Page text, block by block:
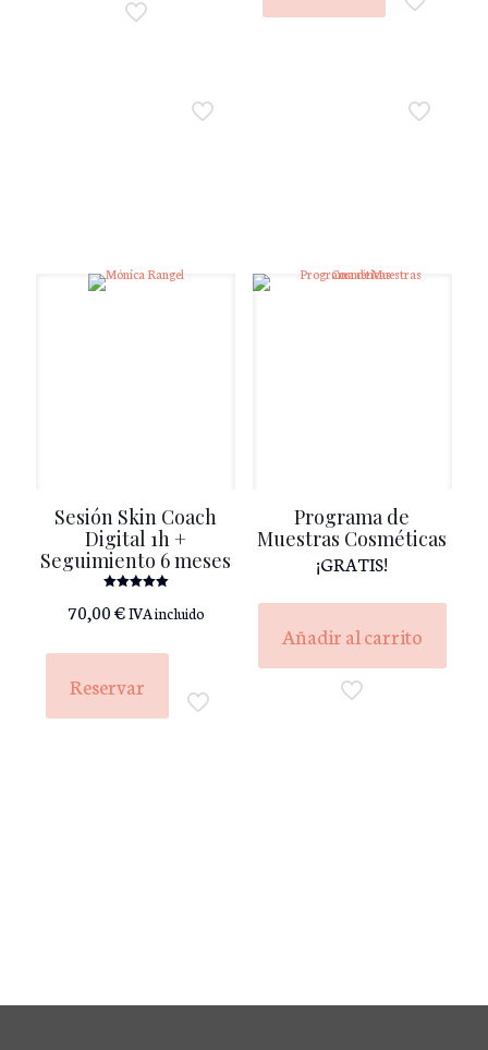
Sesión Skin Coach
Digital 1h +
Seguimiento 6 meses
con
5.00
70,00€IVA incluido
Reservar
Programa de
Muestras Cosméticas
¡GRATIS!
Añadir al carrito